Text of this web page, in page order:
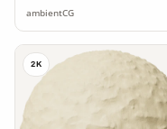
ambientCG
2K